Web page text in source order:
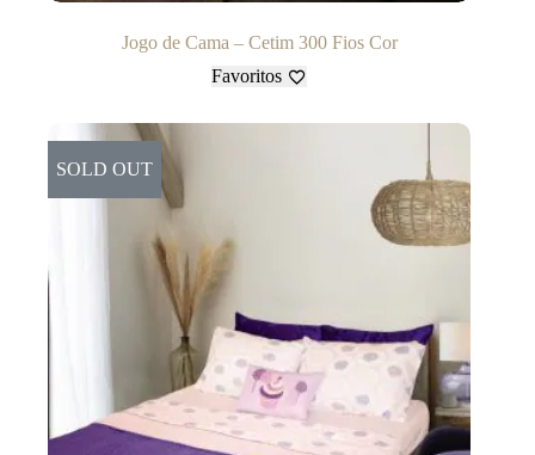
Jogo de Cama – Cetim 300 Fios Cor
Favoritos
SOLD OUT